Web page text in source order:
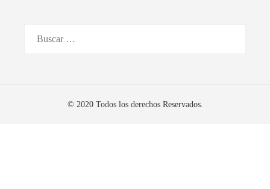
© 2020 Todos los derechos Reservados.